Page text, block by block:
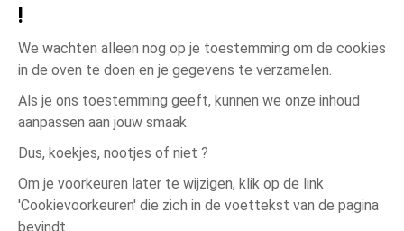
!
We wachten alleen nog op je toestemming om de cookies
in de oven te doen en je gegevens te verzamelen.
Als je ons toestemming geeft, kunnen we onze inhoud
aanpassen aan jouw smaak.
Dus, koekjes, nootjes of niet ?
Om je voorkeuren later te wijzigen, klik op de link
'Cookievoorkeuren' die zich in de voettekst van de pagina
bevindt.
Roze Roze M
Algemene verkoopsvoorwaarden
Wettelijke bepalingen
Persoonsgegevens